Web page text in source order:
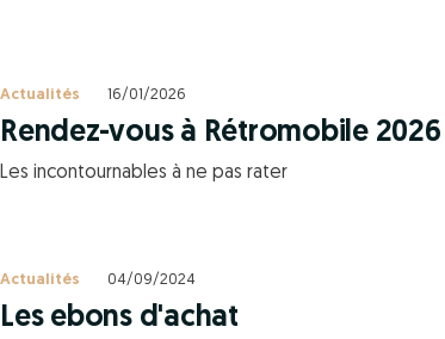
Actualités 16/01/2026
Rendez-vous à Rétromobile 2026
Les incontournables à ne pas rater
Actualités 04/09/2024
Les ebons d'achat